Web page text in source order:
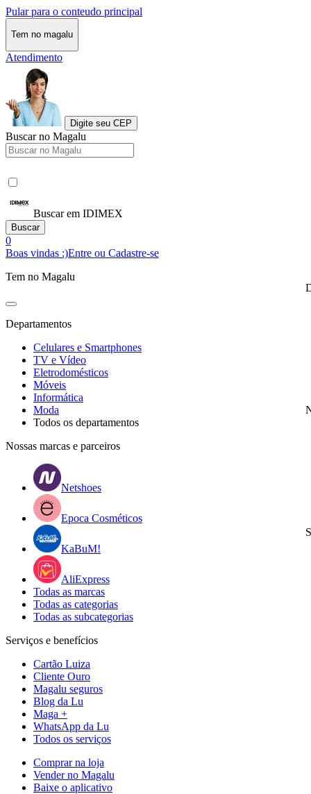
Pular para o conteudo principal
Tem no magalu
Atendimento
Digite seu CEP
Buscar no Magalu
Buscar em IDIMEX
Buscar
0
Boas vindas :)Entre ou Cadastre-se
Tem no Magalu
Departamentos
Celulares e Smartphones
TV e Vídeo
Eletrodomésticos
Móveis
Informática
Moda
Todos os departamentos
Nossas marcas e parceiros
Netshoes
Epoca Cosméticos
KaBuM!
AliExpress
Todas as marcas
Todas as categorias
Todas as subcategorias
Serviços e benefícios
Cartão Luiza
Cliente Ouro
Magalu seguros
Blog da Lu
Maga +
WhatsApp da Lu
Todos os serviços
Comprar na loja
Vender no Magalu
Baixe o aplicativo